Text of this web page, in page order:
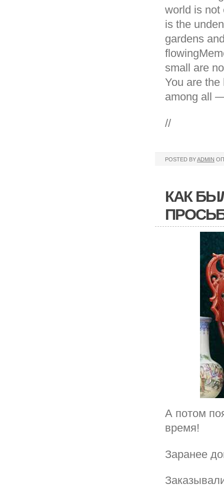
world is not
is the
gardens
small are
You are
among all
//
POSTED BYADMIN
КАК
А потом
время!
Заранее